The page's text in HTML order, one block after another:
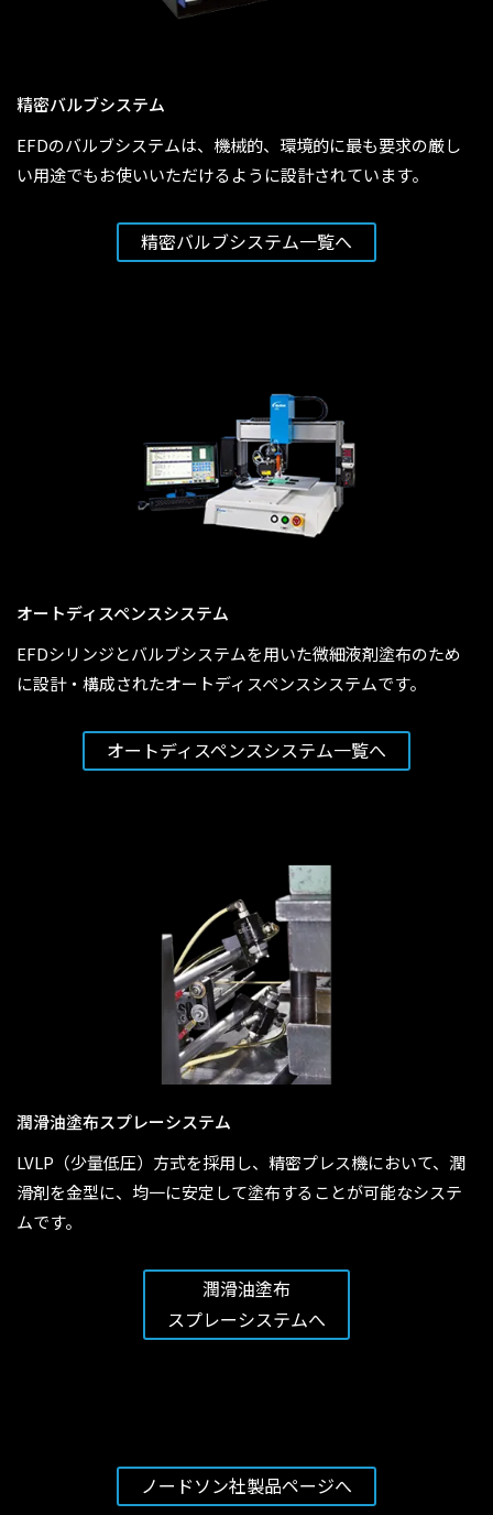
精密バルブシステム
EFDのバルブシステムは、機械的、環境的に最も要求の厳し
い用途でもお使いいただけるように設計されています。
精密バルブシステム一覧へ
オートディスペンスシステム
EFDシリンジとバルブシステムを用いた微細液剤塗布のため
に設計・構成されたオートディスペンスシステムです。
オートディスペンスシステム一覧へ
潤滑油塗布スプレーシステム
LVLP（少量低圧）方式を採用し、精密プレス機において、潤
滑剤を金型に、均一に安定して塗布することが可能なシステ
ムです。
潤滑油塗布
スプレーシステムへ
ノードソン社製品ページへ